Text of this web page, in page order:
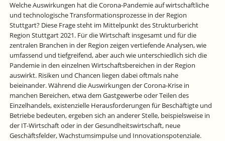
Welche Auswirkungen hat die Corona-Pandemie auf wirtschaftliche
und technologische Transformationsprozesse in der Region
Stuttgart? Diese Frage steht im Mittelpunkt des Strukturbericht
Region Stuttgart 2021. Für die Wirtschaft insgesamt und für die
zentralen Branchen in der Region zeigen vertiefende Analysen, wie
umfassend und tiefgreifend, aber auch wie unterschiedlich sich die
Pandemie in den einzelnen Wirtschaftsbereichen in der Region
auswirkt. Risiken und Chancen liegen dabei oftmals nahe
beieinander. Während die Auswirkungen der Corona-Krise in
manchen Bereichen, etwa dem Gastgewerbe oder Teilen des
Einzelhandels, existenzielle Herausforderungen für Beschäftigte und
Betriebe bedeuten, ergeben sich an anderer Stelle, beispielsweise in
der IT-Wirtschaft oder in der Gesundheitswirtschaft, neue
Geschäftsfelder, Wachstumsimpulse und Innovationspotenziale.